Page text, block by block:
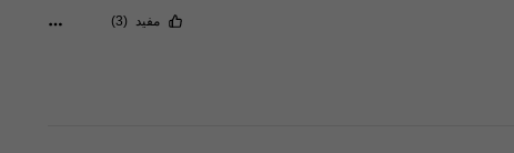
مفيد (3)